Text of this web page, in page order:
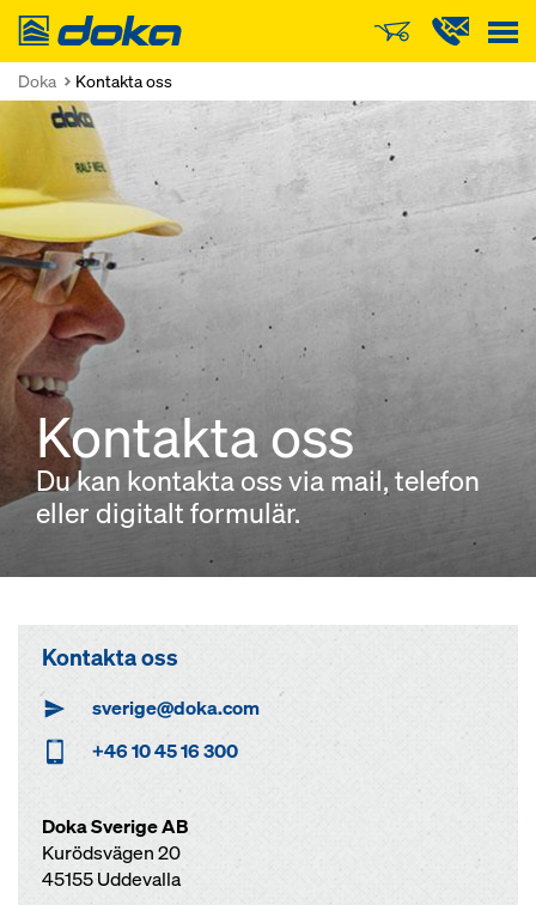
Doka
Doka Kontakta oss
Kontakta oss
Du kan kontakta oss via mail, telefon
eller digitalt formulär.
Kontakta oss
sverige@doka.com
+46 10 45 16 300
Doka Sverige AB
Kurödsvägen 20
45155 Uddevalla